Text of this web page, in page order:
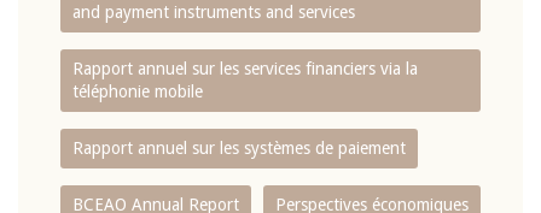
and payment instruments and services
Rapport annuel sur les services financiers via la
téléphonie mobile
Rapport annuel sur les systèmes de paiement
BCEAO Annual Report Perspectives économiques